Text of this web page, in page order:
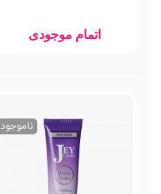
اتمام موجودی
ناموجود